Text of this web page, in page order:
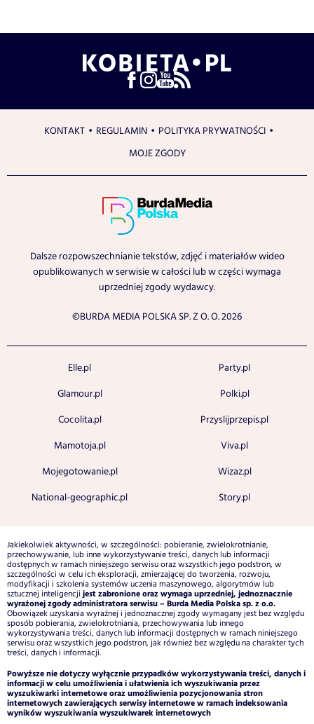
KONTAKT REGULAMIN
POLITYKA PRYWATNOŚCI
MOJE ZGODY
Dalsze rozpowszechnianie tekstów, zdjęć i materiałów wideo
opublikowanych w serwisie w całości lub w części wymaga
uprzedniej zgody wydawcy.
©BURDA MEDIA POLSKA SP. Z O. O. 2026
Elle.pl
Glamour.pl
Cocolita.pl
Mamotoja.pl
Mojegotowanie.pl
National-geographic.pl
Party.pl
Polki.pl
Przyslijprzepis.pl
Viva.pl
Wizaz.pl
Story.pl
Jakiekolwiek aktywności, w szczególności: pobieranie, zwielokrotnianie,
przechowywanie, lub inne wykorzystywanie treści, danych lub informacji
dostępnych w ramach niniejszego serwisu oraz wszystkich jego podstron, w
szczególności w celu ich eksploracji, zmierzającej do tworzenia, rozwoju,
modyfikacji i szkolenia systemów uczenia maszynowego, algorytmów lub
sztucznej inteligencji jest zabronione oraz wymaga uprzedniej, jednoznacznie
wyrażonej zgody administratora serwisu – Burda Media Polska sp. z o.o.
Obowiązek uzyskania wyraźnej i jednoznacznej zgody wymagany jest bez względu
sposób pobierania, zwielokrotniania, przechowywania lub innego
wykorzystywania treści, danych lub informacji dostępnych w ramach niniejszego
serwisu oraz wszystkich jego podstron, jak również bez względu na charakter tych
treści, danych i informacji.
Powyższe nie dotyczy wyłącznie przypadków wykorzystywania treści, danych i
informacji w celu umożliwienia i ułatwienia ich wyszukiwania przez
wyszukiwarki internetowe oraz umożliwienia pozycjonowania stron
internetowych zawierających serwisy internetowe w ramach indeksowania
wyników wyszukiwania wyszukiwarek internetowych